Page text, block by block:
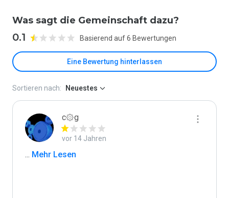
Was sagt die Gemeinschaft dazu?
0.1 Basierend auf 6 Bewertungen
Eine Bewertung hinterlassen
Sortieren nach: Neuestes
c۞g
vor 14 Jahren
... Mehr Lesen